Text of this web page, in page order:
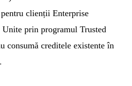
clienții Enterprise
prin programul Trusted
consumă creditele existente în